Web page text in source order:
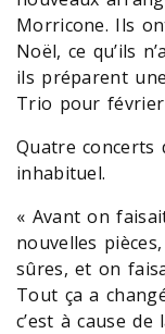
Morricone. Ils
Noël, ce qu’ils
ils préparent
Trio pour février
Quatre
inhabituel.
« Avant on
nouvelles
sûres, et on
Tout ça a
c’est à cause de